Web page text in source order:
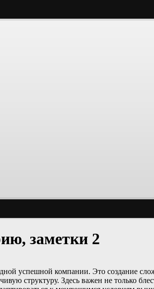
заметки 2
успешной компании. Это создание
структуру. Здесь важен не только